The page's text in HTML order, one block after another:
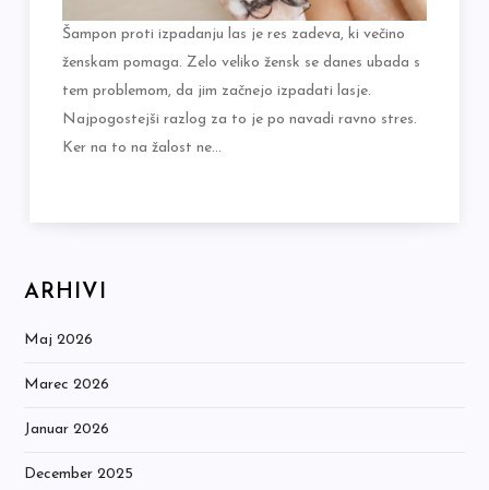
Šampon proti izpadanju las je res zadeva, ki večino
ženskam pomaga. Zelo veliko žensk se danes ubada s
tem problemom, da jim začnejo izpadati lasje.
Najpogostejši razlog za to je po navadi ravno stres.
Ker na to na žalost ne…
ARHIVI
Maj 2026
Marec 2026
Januar 2026
December 2025